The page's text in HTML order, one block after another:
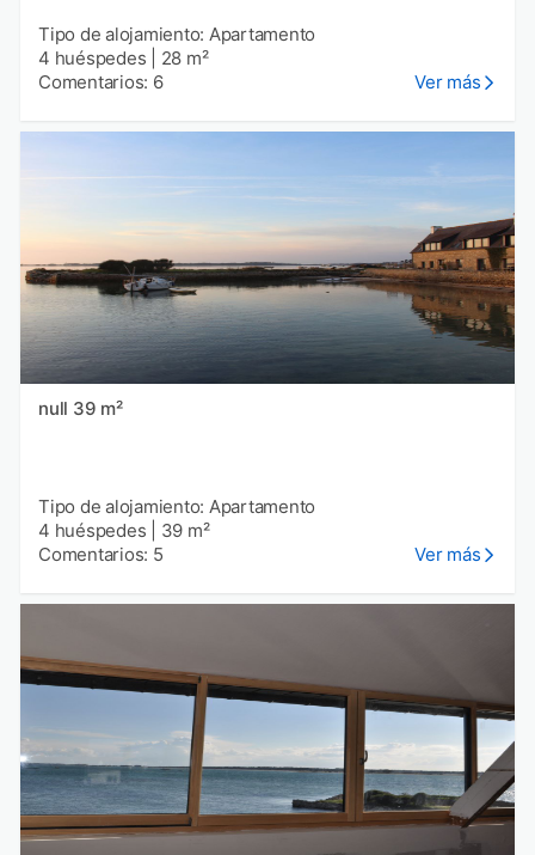
Tipo de alojamiento: Apartamento
4 huéspedes
28 m²
Comentarios: 6
Ver más
null 39 m²
Tipo de alojamiento: Apartamento
4 huéspedes
39 m²
Comentarios: 5
Ver más